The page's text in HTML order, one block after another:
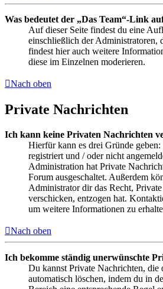
Was bedeutet der „Das Team“-Link
Auf dieser Seite findest du eine
einschließlich der Administratoren,
findest hier auch weitere
diese im Einzelnen moderieren.
Nach oben
Private Nachrichten
Ich kann keine Privaten Nachrichten
Hierfür kann es drei Gründe
registriert und / oder nicht
Administration hat Private
Forum ausgeschaltet. Außerdem
Administrator dir das Recht,
verschicken, entzogen hat.
um weitere Informationen zu
Nach oben
Ich bekomme ständig unerwünschte
Du kannst Private Nachrichten, die
automatisch löschen, indem du in